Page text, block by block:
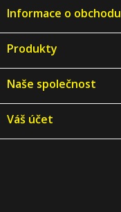
Informace o obchodu
Produkty
Naše společnost
Váš účet